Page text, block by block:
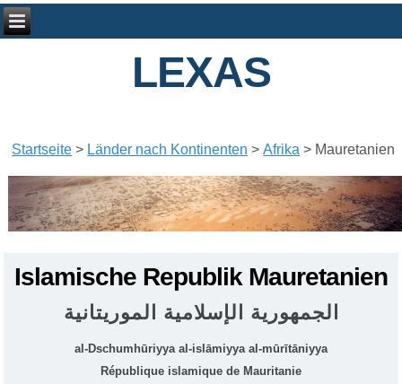
LEXAS
Startseite > Länder nach Kontinenten >Afrika > Mauretanien
Islamische Republik Mauretanien
الجمهورية الإسلامية الموريتانية
al-Dschumhūriyya al-islāmiyya al-mūrītāniyya
République islamique de Mauritanie